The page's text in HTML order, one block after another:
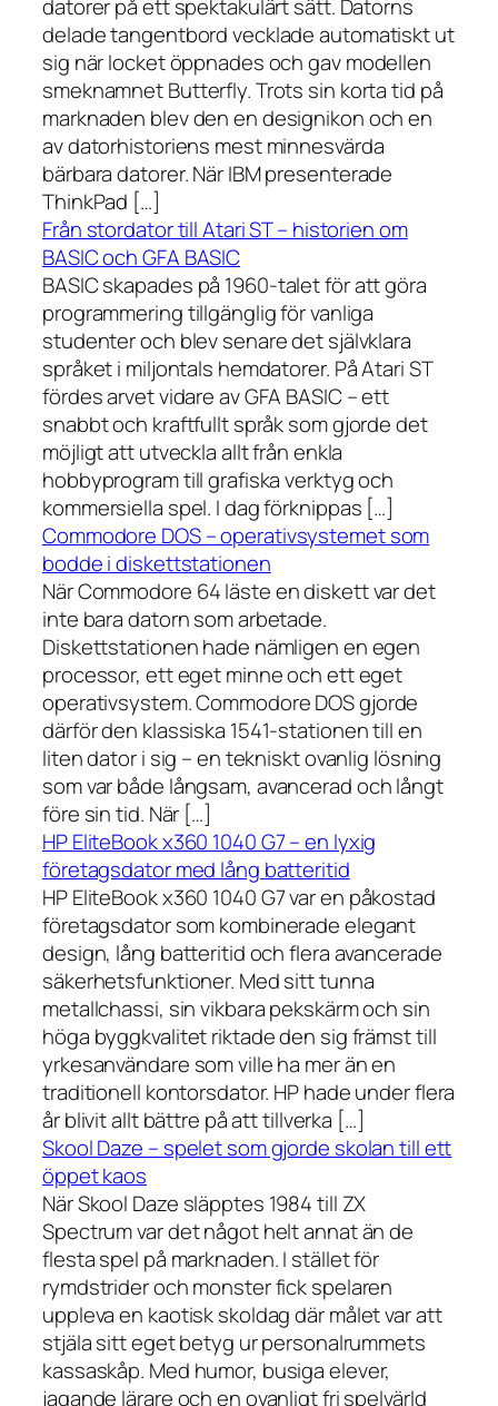
datorer på ett spektakulärt sätt. Datorns
delade tangentbord vecklade automatiskt ut
sig när locket öppnades och gav modellen
smeknamnet Butterfly. Trots sin korta tid på
marknaden blev den en designikon och en
av datorhistoriens mest minnesvärda
bärbara datorer. När IBM presenterade
ThinkPad […]
Från stordator till Atari ST – historien om
BASIC och GFA BASIC
BASIC skapades på 1960-talet för att göra
programmering tillgänglig för vanliga
studenter och blev senare det självklara
språket i miljontals hemdatorer. På Atari ST
fördes arvet vidare av GFA BASIC – ett
snabbt och kraftfullt språk som gjorde det
möjligt att utveckla allt från enkla
hobbyprogram till grafiska verktyg och
kommersiella spel. I dag förknippas […]
Commodore DOS – operativsystemet som
bodde i diskettstationen
När Commodore 64 läste en diskett var det
inte bara datorn som arbetade.
Diskettstationen hade nämligen en egen
processor, ett eget minne och ett eget
operativsystem. Commodore DOS gjorde
därför den klassiska 1541-stationen till en
liten dator i sig – en tekniskt ovanlig lösning
som var både långsam, avancerad och långt
före sin tid. När […]
HP EliteBook x360 1040 G7 – en lyxig
företagsdator med lång batteritid
HP EliteBook x360 1040 G7 var en påkostad
företagsdator som kombinerade elegant
design, lång batteritid och flera avancerade
säkerhetsfunktioner. Med sitt tunna
metallchassi, sin vikbara pekskärm och sin
höga byggkvalitet riktade den sig främst till
yrkesanvändare som ville ha mer än en
traditionell kontorsdator. HP hade under flera
år blivit allt bättre på att tillverka […]
Skool Daze – spelet som gjorde skolan till ett
öppet kaos
När Skool Daze släpptes 1984 till ZX
Spectrum var det något helt annat än de
flesta spel på marknaden. I stället för
rymdstrider och monster fick spelaren
uppleva en kaotisk skoldag där målet var att
stjäla sitt eget betyg ur personalrummets
kassaskåp. Med humor, busiga elever,
jagande lärare och en ovanligt fri spelvärld